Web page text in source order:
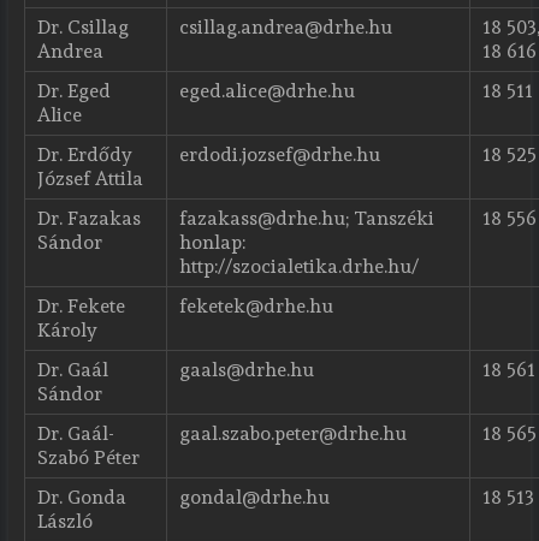
Dr. Csillag
Andrea
csillag.andrea@drhe.hu
18 503,
18 616
Dr. Eged
Alice
eged.alice@drhe.hu 18 511
Dr. Erdődy
József Attila
erdodi.jozsef@drhe.hu 18 525
Dr. Fazakas
Sándor
fazakass@drhe.hu; Tanszéki
honlap:
http://szocialetika.drhe.hu/
18 556
Dr. Fekete
Károly
feketek@drhe.hu
Dr. Gaál
Sándor
gaals@drhe.hu 18 561
Dr. Gaál-
Szabó Péter
gaal.szabo.peter@drhe.hu 18 565
Dr. Gonda
László
gondal@drhe.hu 18 513